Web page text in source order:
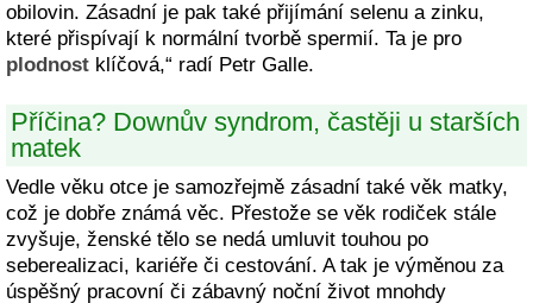
obilovin. Zásadní je pak také přijímání selenu a zinku,
které přispívají k normální tvorbě spermií. Ta je pro
plodnost klíčová,“ radí Petr Galle.
Příčina? Downův syndrom, častěji u starších
matek
Vedle věku otce je samozřejmě zásadní také věk matky,
což je dobře známá věc. Přestože se věk rodiček stále
zvyšuje, ženské tělo se nedá umluvit touhou po
seberealizaci, kariéře či cestování. A tak je výměnou za
úspěšný pracovní či zábavný noční život mnohdy